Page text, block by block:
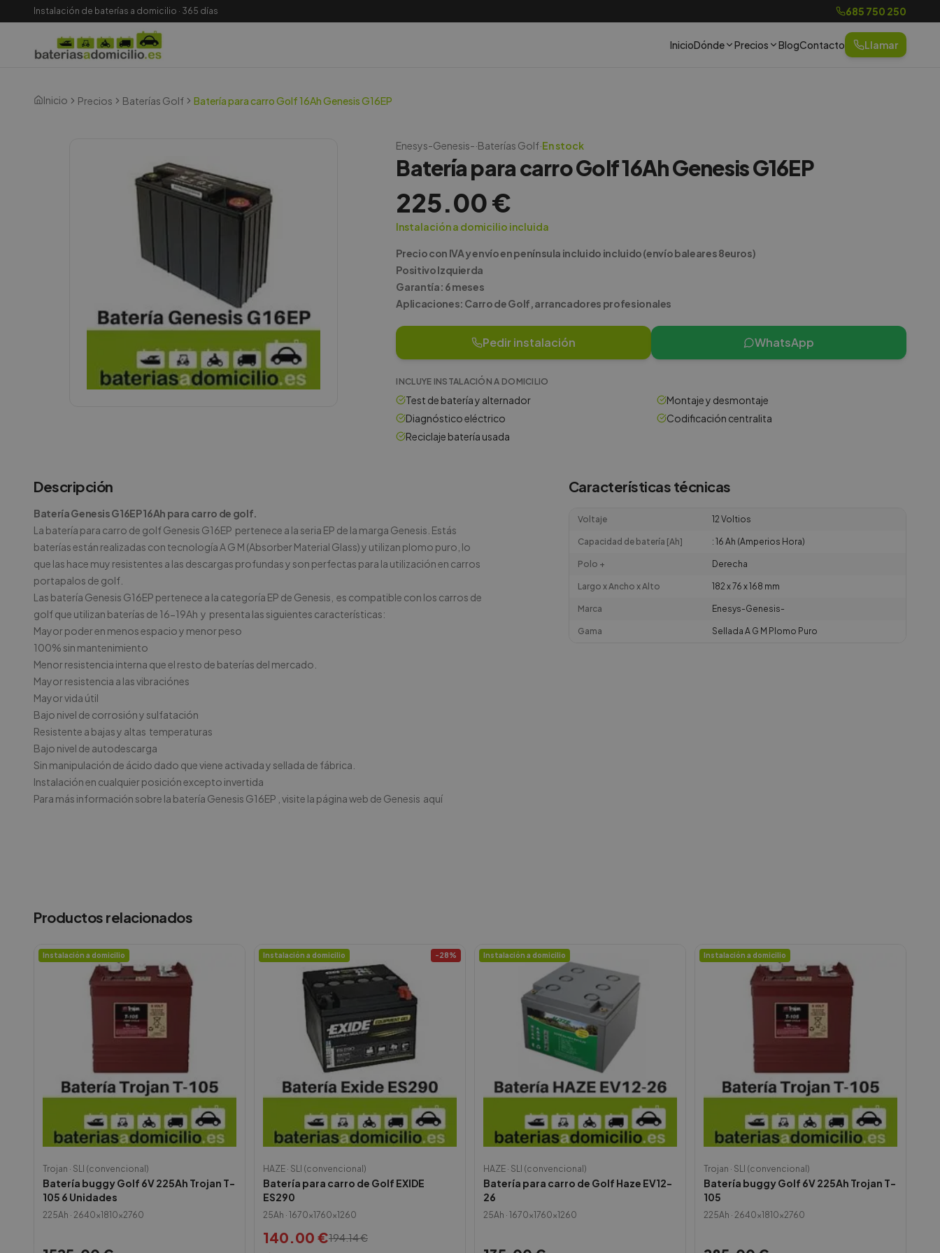
Instalación de baterías a domicilio · 365 días 685 750 250
InicioDónde Precios BlogContacto Llamar
Inicio Precios Baterías Golf Batería para carro Golf 16Ah Genesis G16EP
Enesys-Genesis-·Baterías Golf·En stock
Batería para carro Golf 16Ah Genesis G16EP
225.00€
Instalación a domicilio incluida
Precio con IVA y envío en península incluido incluido (envío baleares 8euros)
Positivo Izquierda
Garantía: 6 meses
Aplicaciones: Carro de Golf, arrancadores profesionales
Pedir instalación WhatsApp
INCLUYE INSTALACIÓN A DOMICILIO
Test de batería y alternador
Montaje y desmontaje
Diagnóstico eléctrico
Codificación centralita
Reciclaje batería usada
Descripción
Batería Genesis G16EP 16Ah para carro de golf.
La batería para carro de golf Genesis G16EP pertenece a la seria EP de la marga Genesis. Estás
baterías están realizadas con tecnología A G M (Absorber Material Glass) y utilizan plomo puro, lo
que las hace muy resistentes a las descargas profundas y son perfectas para la utilización en carros
portapalos de golf.
Las batería Genesis G16EP pertenece a la categoría EP de Genesis, es compatible con los carros de
golf que utilizan baterías de 16-19Ah y presenta las siguientes características:
Mayor poder en menos espacio y menor peso
100% sin mantenimiento
Menor resistencia interna que el resto de baterías del mercado.
Mayor resistencia a las vibraciónes
Mayor vida útil
Bajo nivel de corrosión y sulfatación
Resistente a bajas y altas temperaturas
Bajo nivel de autodescarga
Sin manipulación de ácido dado que viene activada y sellada de fábrica.
Instalación en cualquier posición excepto invertida
Para más información sobre la batería Genesis G16EP , visite la página web de Genesis aquí
Características técnicas
Voltaje 12 Voltios
Capacidad de batería [Ah] : 16 Ah (Amperios Hora)
Polo + Derecha
Largo x Ancho x Alto 182 x 76 x 168 mm
Marca Enesys-Genesis-
Gama Sellada A G M Plomo Puro
Productos relacionados
Instalación a domicilio
Trojan · SLI (convencional)
Batería buggy Golf 6V 225Ah Trojan T-
105 6 Unidades
225Ah · 2640x1810x2760
Instalación a domicilio -28%
HAZE · SLI (convencional)
Batería para carro de Golf EXIDE
ES290
25Ah · 1670x1760x1260
140.00 €194.14€
Instalación a domicilio
HAZE · SLI (convencional)
Batería para carro de Golf Haze EV12-
26
25Ah · 1670x1760x1260
Instalación a domicilio
Trojan · SLI (convencional)
Batería buggy Golf 6V 225Ah Trojan T-
105
225Ah · 2640x1810x2760